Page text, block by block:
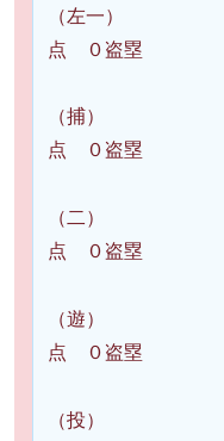
（左一） 佐
点 ０盗塁
（捕） 山
点 ０盗塁
（二） 林
点 ０盗塁
（遊） 京
点 ０盗塁
（投） ケ